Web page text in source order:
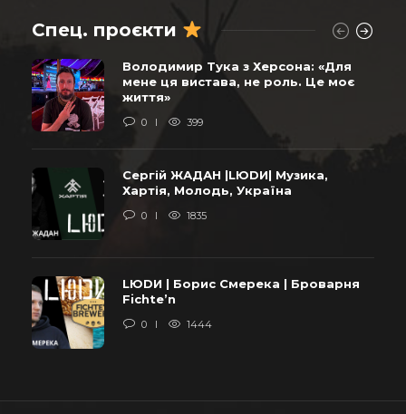
Спец. проєкти
Володимир Тука з Херсона: «Для
мене ця вистава, не роль. Це моє
життя»
0 399
Сергій ЖАДАН |LЮDИ| Музика,
Хартія, Молодь, Україна
0 1835
LЮDИ | Борис Смерека | Броварня
Fichte’n
0 1444